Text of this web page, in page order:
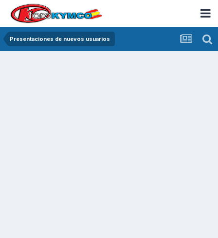
Presentaciones de nuevos usuarios